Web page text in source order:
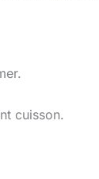
cuisson.